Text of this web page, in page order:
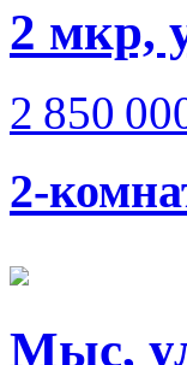
2 мкр,
2 850
2-
Мыс,